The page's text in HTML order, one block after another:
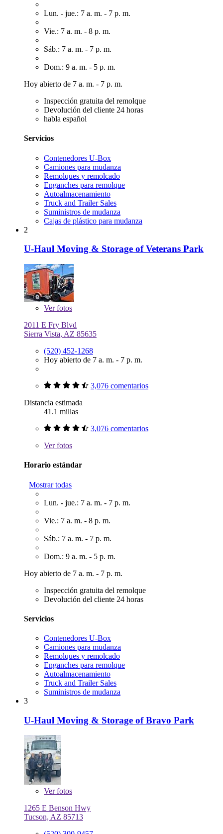
Lun. - jue.: 7 a. m. - 7 p. m.
Vie.: 7 a. m. - 8 p. m.
Sáb.: 7 a. m. - 7 p. m.
Dom.: 9 a. m. - 5 p. m.
Hoy abierto de 7 a. m. - 7 p. m.
Inspección gratuita del remolque
Devolución del cliente 24 horas
habla español
Servicios
Contenedores U-Box
Camiones para mudanza
Remolques y remolcado
Enganches para remolque
Autoalmacenamiento
Truck and Trailer Sales
Suministros de mudanza
Cajas de plástico para mudanza
2
U-Haul Moving & Storage of Veterans Park
Verfotos
2011 E Fry Blvd
Sierra Vista, AZ 85635
(520) 452-1268
Hoy abierto de 7 a. m. - 7 p. m.
3,076 comentarios
Distancia estimada
41.1 millas
3,076 comentarios
Verfotos
Horario estándar
Mostrar todas
Lun. - jue.: 7 a. m. - 7 p. m.
Vie.: 7 a. m. - 8 p. m.
Sáb.: 7 a. m. - 7 p. m.
Dom.: 9 a. m. - 5 p. m.
Hoy abierto de 7 a. m. - 7 p. m.
Inspección gratuita del remolque
Devolución del cliente 24 horas
Servicios
Contenedores U-Box
Camiones para mudanza
Remolques y remolcado
Enganches para remolque
Autoalmacenamiento
Truck and Trailer Sales
Suministros de mudanza
3
U-Haul Moving & Storage of Bravo Park
Verfotos
1265 E Benson Hwy
Tucson, AZ 85713